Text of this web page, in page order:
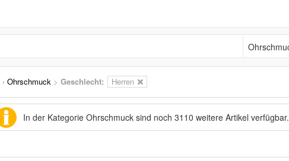
Ohrschmuck
› Ohrschmuck > Geschlecht: Herren
In der Kategorie Ohrschmuck sind noch 3110 weitere Artikel verfügbar.